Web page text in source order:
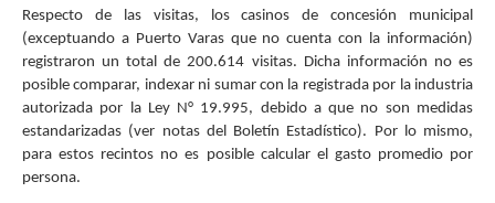
Respecto de las visitas, los casinos de concesión municipal
(exceptuando a Puerto Varas que no cuenta con la información)
registraron un total de 200.614 visitas. Dicha información no es
posible comparar, indexar ni sumar con la registrada por la industria
autorizada por la Ley N° 19.995, debido a que no son medidas
estandarizadas (ver notas del Boletín Estadístico). Por lo mismo,
para estos recintos no es posible calcular el gasto promedio por
persona.